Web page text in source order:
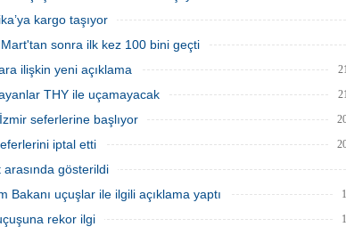
hatlarda yeniden başlayacağını bildirdi.
kargo taşıyor
sonra ilk kez 100 bini geçti
ilişkin yeni açıklama
THY ile uçamayacak
seferlerine başlıyor
iptal etti
gösterildi
Bakanı uçuşlar ile ilgili açıklama yaptı
rekor ilgi